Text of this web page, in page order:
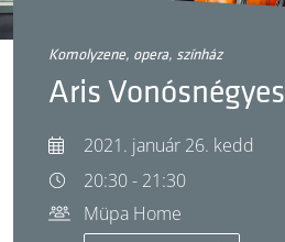
komolyzene, opera, színház
Aris Vonósnégyes
2021. január 26. kedd
20:30 - 21:30
Müpa Home